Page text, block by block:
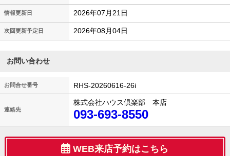
情報更新日 2026年07月21日
次回更新予定日 2026年08月04日
お問い合わせ
お問合せ番号 RHS-20260616-26i
連絡先
株式会社ハウス倶楽部 本店
093-693-8550
WEB来店予約はこちら